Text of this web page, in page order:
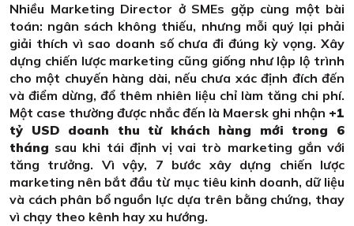
Nhiều Marketing Director ở SMEs gặp cùng một bài
toán: ngân sách không thiếu, nhưng mỗi quý lại phải
giải thích vì sao doanh số chưa đi đúng kỳ vọng. Xây
dựng chiến lược marketing cũng giống như lập lộ trình
cho một chuyến hàng dài, nếu chưa xác định đích đến
và điểm dừng, đổ thêm nhiên liệu chỉ làm tăng chi phí.
Một case thường được nhắc đến là Maersk ghi nhận +1
tỷ USD doanh thu từ khách hàng mới trong 6
tháng sau khi tái định vị vai trò marketing gắn với
tăng trưởng. Vì vậy, 7 bước xây dựng chiến lược
marketing nên bắt đầu từ mục tiêu kinh doanh, dữ liệu
và cách phân bổ nguồn lực dựa trên bằng chứng, thay
vì chạy theo kênh hay xu hướng.